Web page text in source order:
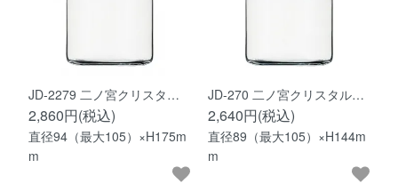
JD-2279 二ノ宮クリスタ…
2,860円(税込)
直径94（最大105）×H175m
m
JD-270 二ノ宮クリスタル…
2,640円(税込)
直径89（最大105）×H144m
m